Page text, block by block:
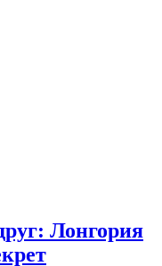
Лонгория